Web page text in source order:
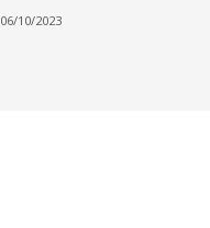
10/2023